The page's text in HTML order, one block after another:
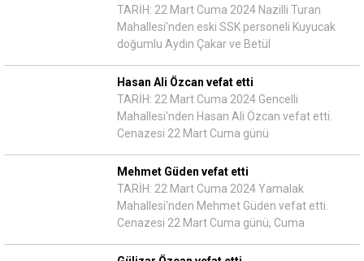
TARİH: 22 Mart Cuma 2024 Nazilli Turan
Mahallesi'nden eski SSK personeli Kuyucak
doğumlu Aydın Çakar ve Betül
Hasan Ali Özcan vefat etti
TARİH: 22 Mart Cuma 2024 Gencelli
Mahallesi'nden Hasan Ali Özcan vefat etti.
Cenazesi 22 Mart Cuma günü
Mehmet Güden vefat etti
TARİH: 22 Mart Cuma 2024 Yamalak
Mahallesi'nden Mehmet Güden vefat etti.
Cenazesi 22 Mart Cuma günü, Cuma